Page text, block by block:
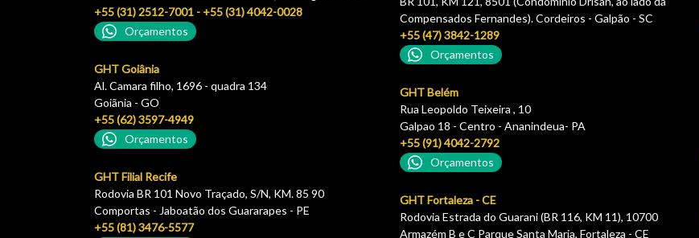
+55 (31) 2512-7001 - +55 (31) 4042-0028
Orçamentos
GHT Goiânia
Al. Camara filho, 1696 - quadra 134
Goiãnia - GO
+55 (62) 3597-4949
Orçamentos
GHT Filial Recife
Rodovia BR 101 Novo Traçado, S/N, KM. 85 90
Comportas - Jaboatão dos Guararapes - PE
+55 (81) 3476-5577
Compensados Fernandes). Cordeiros - Galpão - SC
+55 (47) 3842-1289
Orçamentos
GHT Belém
Rua Leopoldo Teixeira , 10
Galpao 18 - Centro - Ananindeua- PA
+55 (91) 4042-2792
Orçamentos
GHT Fortaleza - CE
Rodovia Estrada do Guarani (BR 116, KM 11), 10700
Armazém B e C Parque Santa Maria, Fortaleza - CE